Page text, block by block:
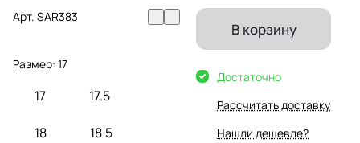
Арт. SAR383
Размер: 17
17 17.5
18 18.5
В корзину
Достаточно
Рассчитать доставку
Нашли дешевле?